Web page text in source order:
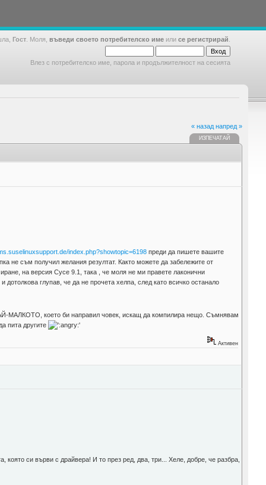
Гост . Моля, въведи своето потребителско име или се регистрирай
Влез с потребителско име, парола и продължителност на сесията
« назад напред »
ИЗПЕЧАТАЙ
index.php?showtopic=6198преди да пишете вашите
не съм получил желания резултат. Както можете да забележите от
на версия Сусе 9.1, така , че моля не ми правете лаконични
глупав, че да не прочета хелпа, след като всичко останало
МАЛКОТО, което би направил човек, искащ да компилира нещо. Съмнявам
пита другите
Активен
си върви с драйвера! И то през ред, два, три... Хеле, добре, че разбра,